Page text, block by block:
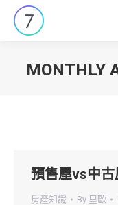
MONTHLY
預售屋vs中
房產知識 By 里歐